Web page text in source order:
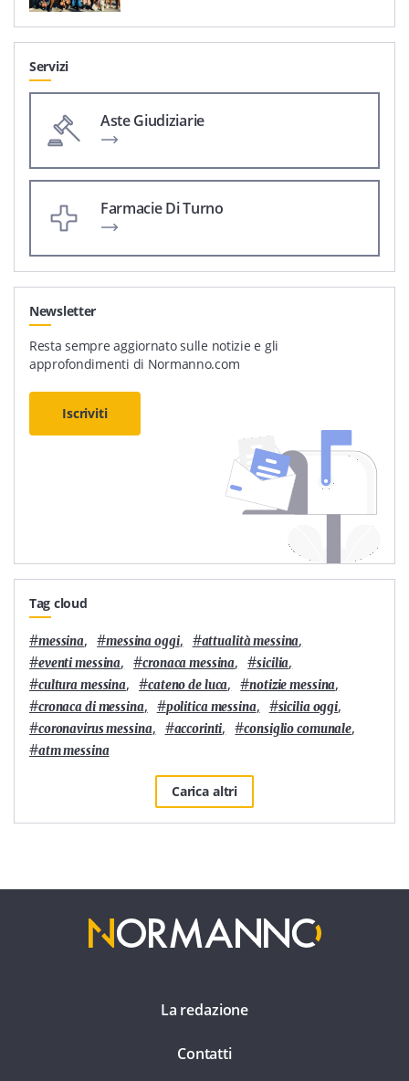
Servizi
Aste Giudiziarie
Farmacie Di Turno
Newsletter
Resta sempre aggiornato sulle notizie e gli
approfondimenti di Normanno.com
Iscriviti
Tag cloud
#messina, #messina oggi, #attualità messina,
#eventi messina, #cronaca messina, #sicilia,
#cultura messina, #cateno de luca, #notizie messina,
#cronaca di messina, #politica messina, #sicilia oggi,
#coronavirus messina, #accorinti, #consiglio comunale,
#atm messina
Carica altri
La redazione
Contatti